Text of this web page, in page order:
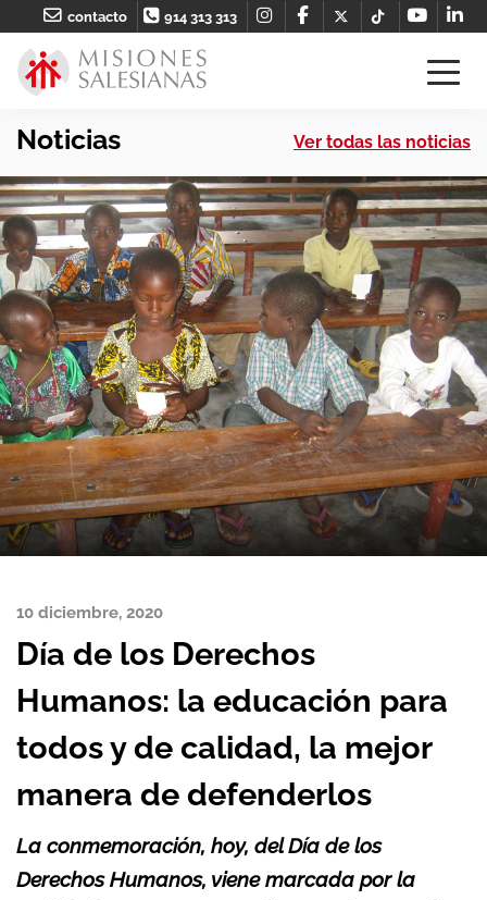
contacto 914 313 313
Noticias Ver todas las noticias
10 diciembre, 2020
Día de los Derechos
Humanos: la educación para
todos y de calidad, la mejor
manera de defenderlos
La conmemoración, hoy, del Día de los
Derechos Humanos, viene marcada por la